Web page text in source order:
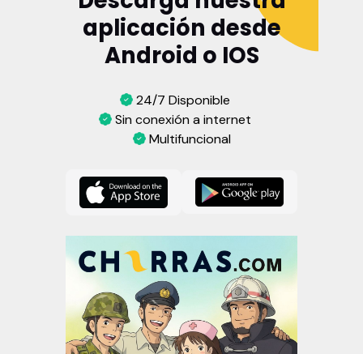
aplicación desde
Android o IOS
24/7 Disponible
Sin conexión a internet
Multifuncional